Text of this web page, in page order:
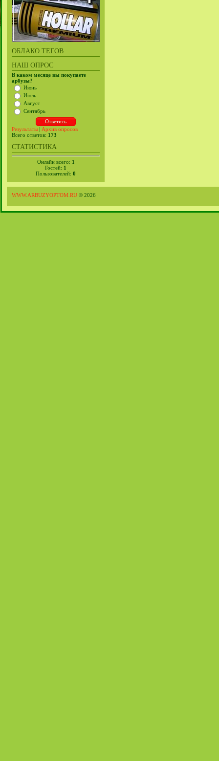
ОБЛАКО ТЕГОВ
НАШ ОПРОС
В каком месяце вы покупаете
арбузы?
Июнь
Июль
Август
Сентябрь
Результаты | Архив опросов
Всего ответов: 173
СТАТИСТИКА
Онлайн всего: 1
Гостей: 1
Пользователей: 0
WWW.ARBUZYOPTOM.RU © 2026